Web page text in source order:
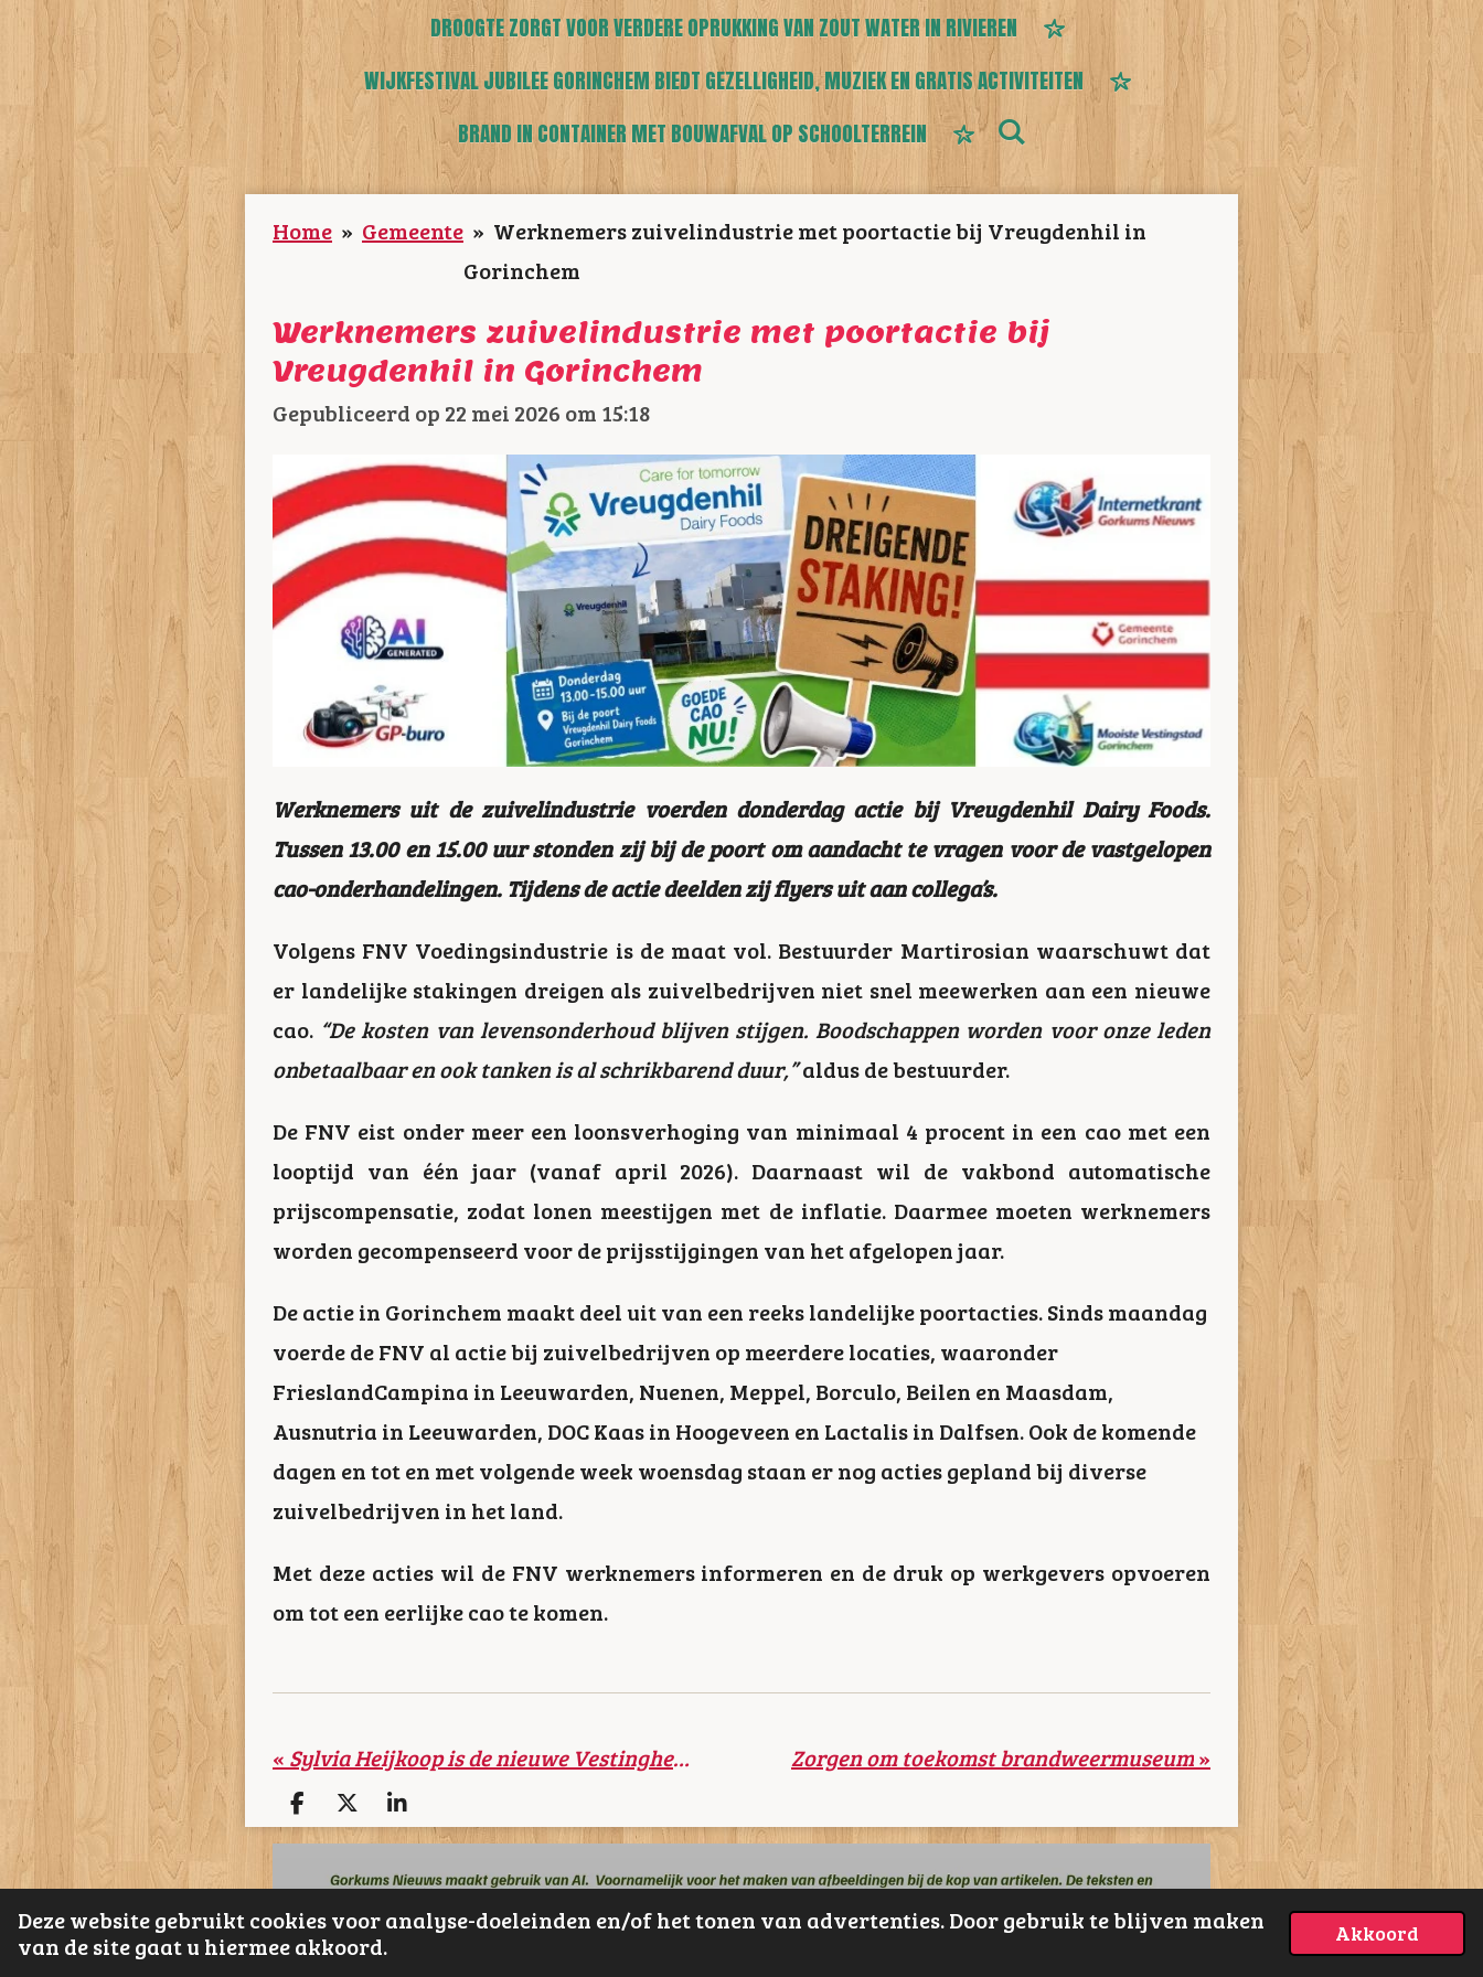
Deze website gebruikt cookies voor analyse-doeleinden en/of het tonen van advertenties. Door gebruik te blijven maken
van de site gaat u hiermee akkoord.
Akkoord
DROOGTE ZORGT VOOR VERDERE OPRUKKING VAN ZOUT WATER IN RIVIEREN
WIJKFESTIVAL JUBILEE GORINCHEM BIEDT GEZELLIGHEID, MUZIEK EN GRATIS ACTIVITEITEN
BRAND IN CONTAINER MET BOUWAFVAL OP SCHOOLTERREIN
Home » Gemeente » Werknemers zuivelindustrie met poortactie bij Vreugdenhil in
Gorinchem
Werknemers zuivelindustrie met poortactie bij
Vreugdenhil in Gorinchem
Gepubliceerd op 22 mei 2026 om 15:18
Werknemers uit de zuivelindustrie voerden donderdag actie bij Vreugdenhil Dairy Foods.
Tussen 13.00 en 15.00 uur stonden zij bij de poort om aandacht te vragen voor de vastgelopen
cao-onderhandelingen. Tijdens de actie deelden zij flyers uit aan collega’s.
Volgens FNV Voedingsindustrie is de maat vol. Bestuurder Martirosian waarschuwt dat
er landelijke stakingen dreigen als zuivelbedrijven niet snel meewerken aan een nieuwe
cao. “De kosten van levensonderhoud blijven stijgen. Boodschappen worden voor onze leden
onbetaalbaar en ook tanken is al schrikbarend duur,”aldus de bestuurder.
De FNV eist onder meer een loonsverhoging van minimaal 4 procent in een cao met een
looptijd van één jaar (vanaf april 2026). Daarnaast wil de vakbond automatische
prijscompensatie, zodat lonen meestijgen met de inflatie. Daarmee moeten werknemers
worden gecompenseerd voor de prijsstijgingen van het afgelopen jaar.
De actie in Gorinchem maakt deel uit van een reeks landelijke poortacties. Sinds maandag
voerde de FNV al actie bij zuivelbedrijven op meerdere locaties, waaronder
FrieslandCampina in Leeuwarden, Nuenen, Meppel, Borculo, Beilen en Maasdam,
Ausnutria in Leeuwarden, DOC Kaas in Hoogeveen en Lactalis in Dalfsen. Ook de komende
dagen en tot en met volgende week woensdag staan er nog acties gepland bij diverse
zuivelbedrijven in het land.
Met deze acties wil de FNV werknemers informeren en de druk op werkgevers opvoeren
om tot een eerlijke cao te komen.
« Sylvia Heijkoop is de nieuwe Vestingheld van Gorinchem Zorgen om toekomst brandweermuseum»
D
e
D
e
l
S
h
r